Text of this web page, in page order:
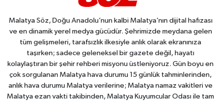
Malatya Söz, Doğu Anadolu’nun kalbi Malatya’nın dijital hafızası
ve en dinamik yerel medya gücüdür. Şehrimizde meydana gelen
tüm gelişmeleri, tarafsızlık ilkesiyle anlık olarak ekranınıza
taşırken; sadece geleneksel bir gazete değil, hayatı
kolaylaştıran bir şehir rehberi misyonu üstleniyoruz. Gün boyu en
çok sorgulanan Malatya hava durumu 15 günlük tahminlerinden,
anlık hava durumu Malatya verilerine; Malatya namaz vakitleri ve
Malatya ezan vakti takibinden, Malatya Kuyumcular Odası ile tam